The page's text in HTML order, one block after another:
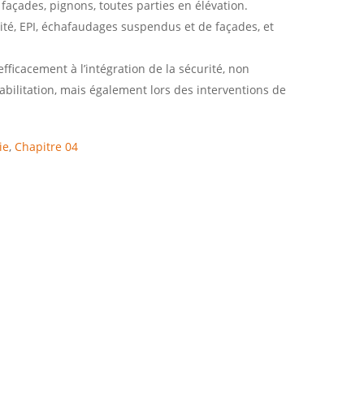
pignons, toutes parties en élévation.
EPI, échafaudages suspendus et de façades, et
à l’intégration de la sécurité, non
mais également lors des interventions de
, Chapitre 04